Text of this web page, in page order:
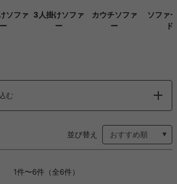
ソファ
ー
3人掛けソファ
ー
カウチソファ
ー
ソファ
ド
む
並び替え
1件〜6件（全6件）